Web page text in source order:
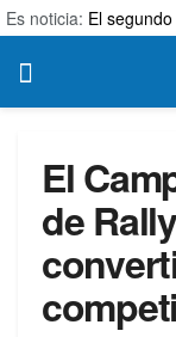
Es noticia: El
El
de